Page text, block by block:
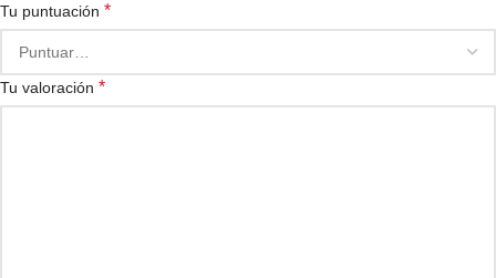
Tu puntuación *
Tu valoración *